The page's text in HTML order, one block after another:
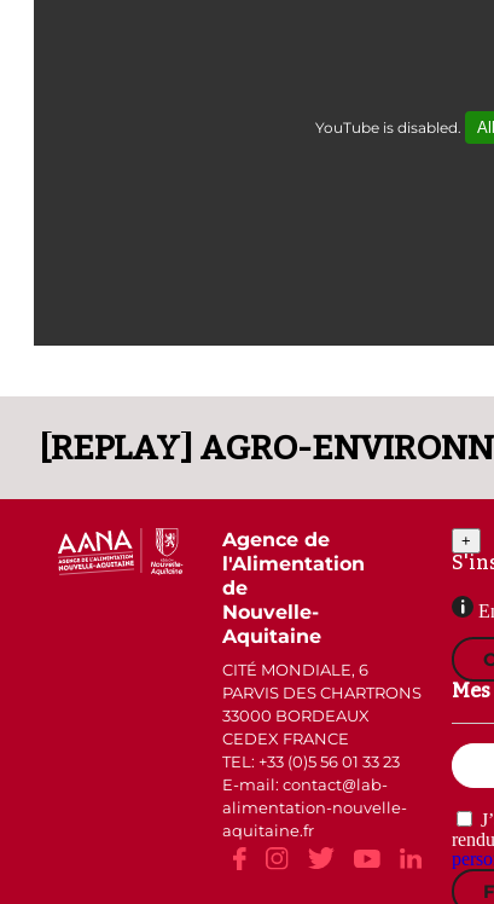
YouTube is disabled.
Agence de
l'Alimentation
de
Nouvelle-
Aquitaine
CITÉ MONDIALE, 6
PARVIS DES CHARTRONS
33000 BORDEAUX
CEDEX FRANCE
TEL: +33 (0)5 56 01 33 23
E-mail: contact
lab-
alimentation-nouvelle-
aquitaine.fr
+
Email